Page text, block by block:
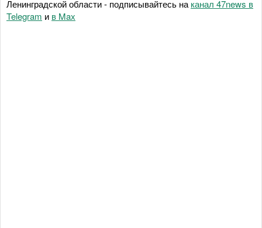
Ленинградской области - подписывайтесь на канал 47news в
Telegram и в Maх